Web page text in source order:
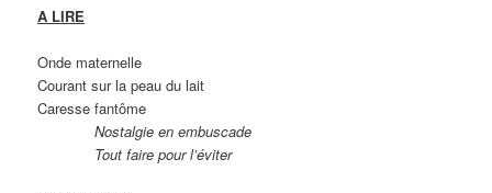
A LIRE
Onde maternelle
Courant sur la peau du lait
Caresse fantôme
Nostalgie en embuscade
Tout faire pour l’éviter